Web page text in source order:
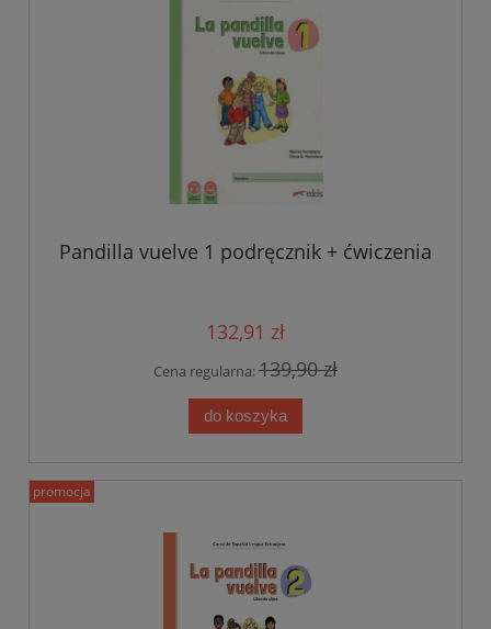
Pandilla vuelve 1 podręcznik + ćwiczenia
132,91 zł
Cena regularna:139,90 zł
do koszyka
promocja